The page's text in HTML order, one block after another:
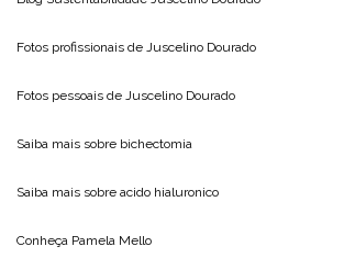
Fotos profissionais de Juscelino Dourado
Fotos pessoais de Juscelino Dourado
Saiba mais sobre bichectomia
Saiba mais sobre acido hialuronico
Conheça Pamela Mello